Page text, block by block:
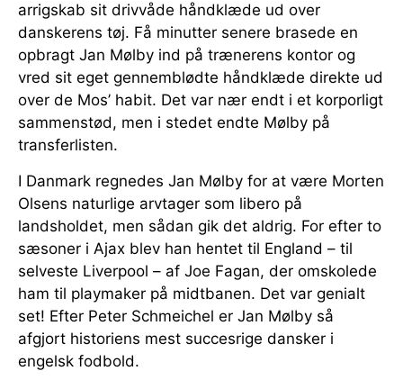
arrigskab sit drivvåde håndklæde ud over
danskerens tøj. Få minutter senere brasede en
opbragt Jan Mølby ind på trænerens kontor og
vred sit eget gennemblødte håndklæde direkte ud
over de Mos’ habit. Det var nær endt i et korporligt
sammenstød, men i stedet endte Mølby på
transferlisten.
I Danmark regnedes Jan Mølby for at være Morten
Olsens naturlige arvtager som libero på
landsholdet, men sådan gik det aldrig. For efter to
sæsoner i Ajax blev han hentet til England – til
selveste Liverpool – af Joe Fagan, der omskolede
ham til playmaker på midtbanen. Det var genialt
set! Efter Peter Schmeichel er Jan Mølby så
afgjort historiens mest succesrige dansker i
engelsk fodbold.